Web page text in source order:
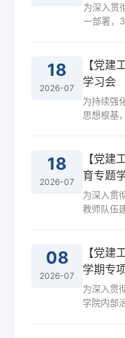
为深入贯
一部署，
加会议
会精神，
项巡察工
容，明确
要坚持问
18
2026-07
【党建
学习会
为持续强
思想根基
习近平总
上的重要
义，结合
统阐释百
任务。会
18
2026-07
【党建
育专题
为深入贯
教师队伍
院党委
学院领导
上，杨剑
并进行专
立身之本
08
2026-07
【党
学期专
为深入贯
学院内部